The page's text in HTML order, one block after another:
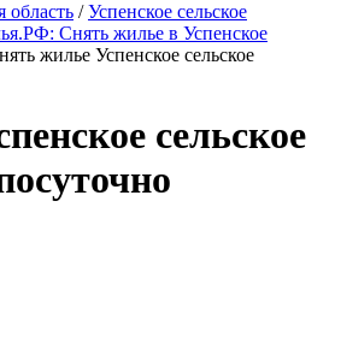
область /Успенское сельское
Снять жилье в Успенское
жилье Успенское сельское
сельское